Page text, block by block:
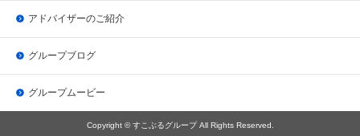
アドバイザーのご紹介
グループブログ
グループムービー
Copyright © すこぶるグループ All Rights Reserved.